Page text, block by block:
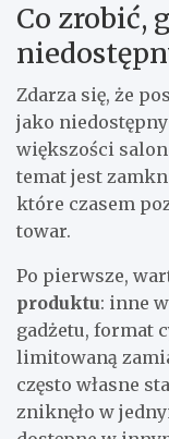
Co zrobić,
Zdarza się, że
jako
większości
temat jest
które czasem
towar.
Po pierwsze,
produktu: inne
gadżetu, format
limitowaną
często własne
zniknęło w